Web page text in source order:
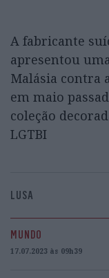
A fabricante
apresentou
Malásia contra
em maio
coleção
LGTBI
LUSA
MUNDO
17.07.2023 às 09h39